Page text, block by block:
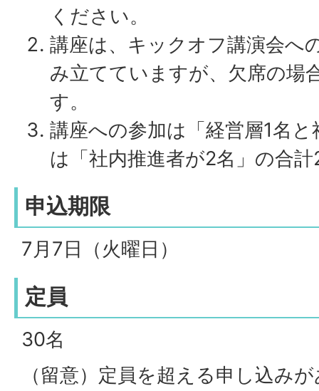
ください。
講座は、キックオフ講演会へ
み立てていますが、欠席の場
す。
講座への参加は「経営層1名
は「社内推進者が2名」の合
申込期限
7月7日（火曜日）
定員
30名
（留意）定員を超える申し込み